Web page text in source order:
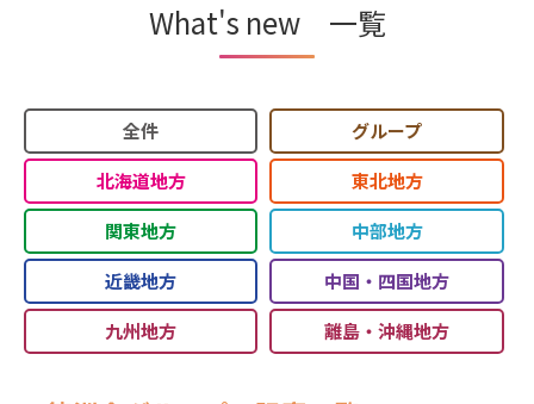
What's new 一覧
全件
グループ
北海道地方
東北地方
関東地方
中部地方
近畿地方
中国・四国地方
九州地方
離島・沖縄地方